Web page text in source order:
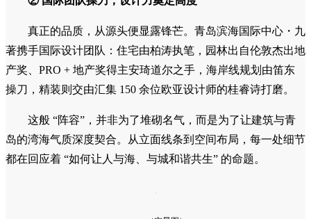
真正的品质，从源头便显露锋芒。青岛滨海国际中心・九
著携手国际设计团队：住宅由柏涛执笔，园林出自伦敦杰出地
产奖、PRO + 地产奖得主安琦道尔之手，海岸线规划由笛东
操刀，精装则交由汇集 150 余位欧亚设计师的桂睿诗打磨。
这般 “阵容”，并非为了堆砌名气，而是为了让建筑与青
岛的湾海气质深度契合。从立面线条到空间布局，每一处细节
都在回应着 “如何让人与海、与城和谐共生” 的命题。